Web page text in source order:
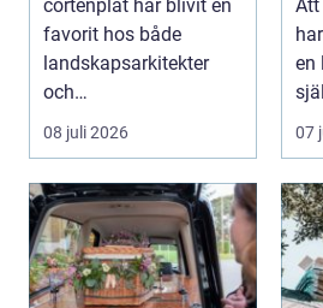
cortenplåt har blivit en
favorit hos både
landskapsarkitekter
och
trädgårdsentusiaster.
Det är ett m...
08 juli 2026
Att
en
07